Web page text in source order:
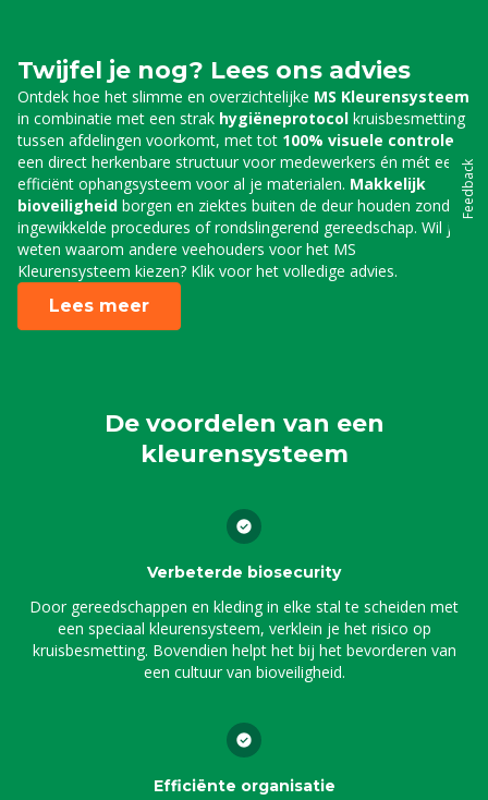
Twijfel je nog? Lees ons advies
Ontdek hoe het slimme en overzichtelijke MS Kleurensysteem
in combinatie met een strak hygiëneprotocol kruisbesmetting
tussen afdelingen voorkomt, met tot 100% visuele controle
een direct herkenbare structuur voor medewerkers én mét een
efficiënt ophangsysteem voor al je materialen. Makkelijk
bioveiligheid borgen en ziektes buiten de deur houden zonder
ingewikkelde procedures of rondslingerend gereedschap. Wil je
weten waarom andere veehouders voor het MS
Kleurensysteem kiezen? Klik voor het volledige advies.
Lees meer
De voordelen van een
kleurensysteem
Verbeterde biosecurity
Door gereedschappen en kleding in elke stal te scheiden met
een speciaal kleurensysteem, verklein je het risico op
kruisbesmetting. Bovendien helpt het bij het bevorderen van
een cultuur van bioveiligheid.
Efficiënte organisatie
Feedback